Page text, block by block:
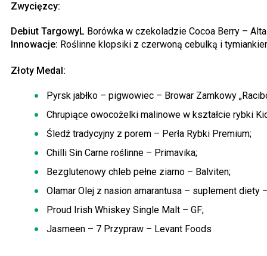
Zwycięzcy:
Debiut TargowyL Borówka w czekoladzie Cocoa Berry –
Innowacje: Roślinne klopsiki z czerwoną cebulką i
Złoty Medal:
Pyrsk jabłko – pigwowiec – Browar Zamkowy
Chrupiące owocożelki malinowe w kształcie rybki
Śledź tradycyjny z porem – Perła Rybki Premium;
Chilli Sin Carne roślinne – Primavika;
Bezglutenowy chleb pełne ziarno – Balviten;
Olamar Olej z nasion amarantusa – suplement diety
Proud Irish Whiskey Single Malt – GF;
Jasmeen – 7 Przypraw – Levant Foods